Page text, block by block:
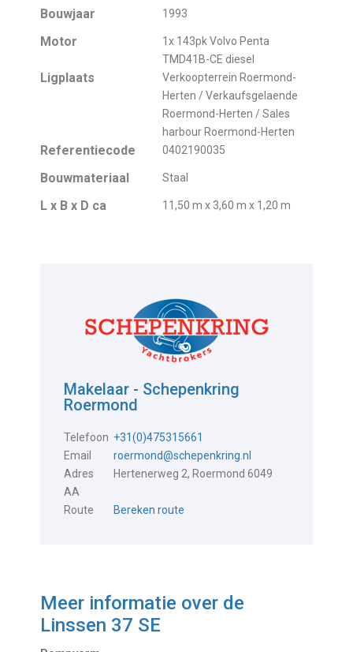
Bouwjaar 1993
Motor
1x 143pk Volvo Penta
TMD41B-CE diesel
Ligplaats
Verkoopterrein Roermond-
Herten / Verkaufsgelaende
Roermond-Herten / Sales
harbour Roermond-Herten
Referentiecode 0402190035
Bouwmateriaal Staal
L x B x D ca 11,50 m x 3,60 m x 1,20 m
Makelaar - Schepenkring
Roermond
Telefoon +31(0)475315661
Email
roermond@schepenkring.nl
Adres
Hertenerweg 2, Roermond 6049
AA
Route
Bereken route
Meer informatie over de
Linssen 37 SE